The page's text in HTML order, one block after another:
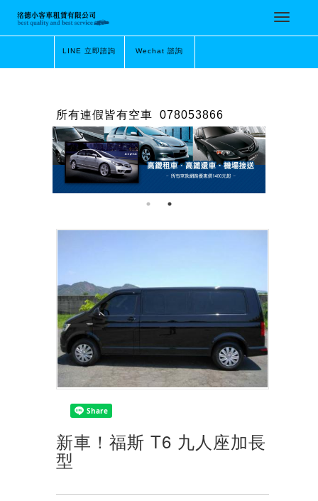
LINE 立即諮詢 Wechat 諮詢
所有連假皆有空車 078053866
新車！福斯 T6 九人座加長
型